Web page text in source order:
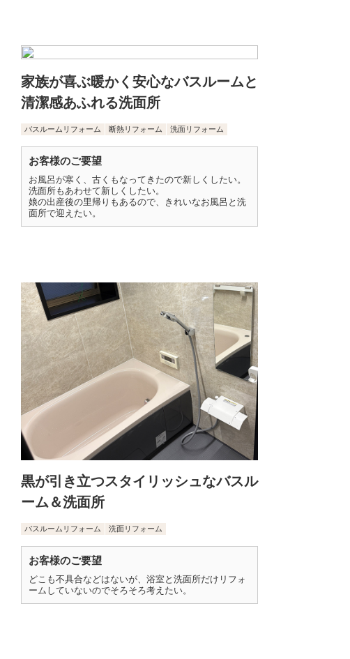
家族が喜ぶ暖かく安心なバスルームと
清潔感あふれる洗面所
バスルームリフォーム 断熱リフォーム 洗面リフォーム
お客様のご要望
お風呂が寒く、古くもなってきたので新しくしたい。
洗面所もあわせて新しくしたい。
娘の出産後の里帰りもあるので、きれいなお風呂と洗
面所で迎えたい。
黒が引き立つスタイリッシュなバスル
ーム＆洗面所
バスルームリフォーム 洗面リフォーム
お客様のご要望
どこも不具合などはないが、浴室と洗面所だけリフォ
ームしていないのでそろそろ考えたい。